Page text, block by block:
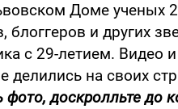
Доме ученых
блоггеров и других
с 29-летием. Видео
на своих
фото, доскролльте до